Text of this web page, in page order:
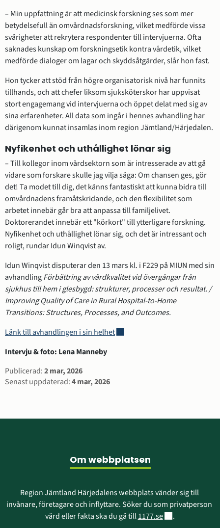
– Min uppfattning är att medicinsk forskning ses som mer
betydelsefull än omvårdnadsforskning, vilket medförde vissa
svårigheter att rekrytera respondenter till intervjuerna. Ofta
saknades kunskap om forskningsetik kontra vårdetik, vilket
medförde dialoger om lagar och skyddsåtgärder, slår hon fast.
Hon tycker att stöd från högre organisatorisk nivå har funnits
tillhands, och att chefer liksom sjuksköterskor har uppvisat
stort engagemang vid intervjuerna och öppet delat med sig av
sina erfarenheter. All data som ingår i hennes avhandling har
därigenom kunnat insamlas inom region Jämtland/Härjedalen.
Nyfikenhet och uthållighet lönar sig
– Till kollegor inom vårdsektorn som är intresserade av att gå
vidare som forskare skulle jag vilja säga: Om chansen ges, gör
det! Ta modet till dig, det känns fantastiskt att kunna bidra till
omvårdnadens framåtskridande, och den ﬂexibilitet som
arbetet innebär går bra att anpassa till familjelivet.
Doktorerandet innebär ett "körkort" till ytterligare forskning.
Nyﬁkenhet och uthållighet lönar sig, och det är intressant och
roligt, rundar Idun Winqvist av.
Idun Winqvist disputerar den 13 mars kl. i F229 på MIUN med sin
avhandling Förbättring av vårdkvalitet vid övergångar från
sjukhus till hem i glesbygd: strukturer, processer och resultat. /
Improving Quality of Care in Rural Hospital-to-Home
Transitions: Structures, Processes, and Outcomes.
Länk till avhandlingen i sin helhetLänk till annan webbplats,
Intervju & foto: Lena Manneby
Sidinformation
Publicerad:2 mar, 2026
Senast uppdaterad:4 mar, 2026
Om webbplatsen
Region Jämtland Härjedalens webbplats vänder sig till
invånare, företagare och inflyttare. Söker du som privatperson
vård eller fakta ska du gå till 1177.seLänk till annan
.